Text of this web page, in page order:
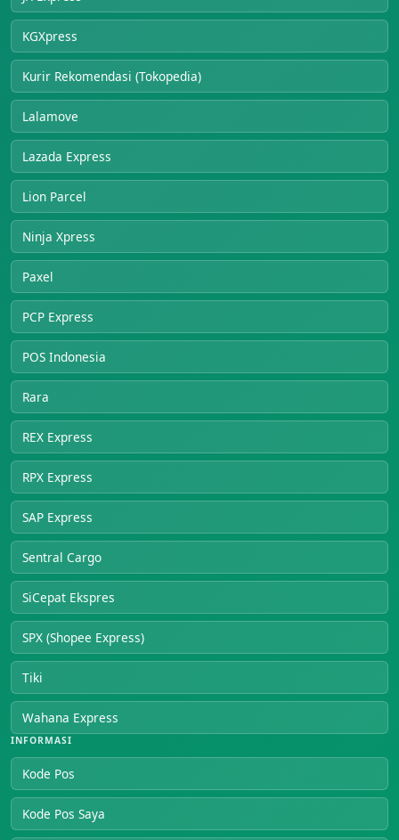
KGXpress
Kurir Rekomendasi (Tokopedia)
Lalamove
Lazada Express
Lion Parcel
Ninja Xpress
Paxel
PCP Express
POS Indonesia
Rara
REX Express
RPX Express
SAP Express
Sentral Cargo
SiCepat Ekspres
SPX (Shopee Express)
Tiki
Wahana Express
INFORMASI
Kode Pos
Kode Pos Saya